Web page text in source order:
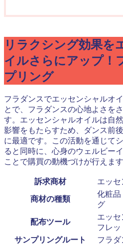
リラクシング効果を
イルさらにアップ！
プリング
フラダンスでエッセンシャルオ
とで、フラダンスの心地よさを
す。エッセンシャルオイルは自
影響をもたらすため、ダンス前
に最適です。この活動を通じて
ると同時に、心身のウェルビー
ことで購買の動機づけが行えます
訴求商材 エッ
商材の種類
化粧品
グ
配布ツール
エッ
フレッ
サンプリングルート
フラダ